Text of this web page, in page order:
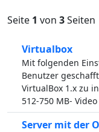
Seite 1 von 3Seiten
Virtualbox
Mit folgenden
Benutzer
VirtualBox 1.x zu
512-750 MB-
Server mit der